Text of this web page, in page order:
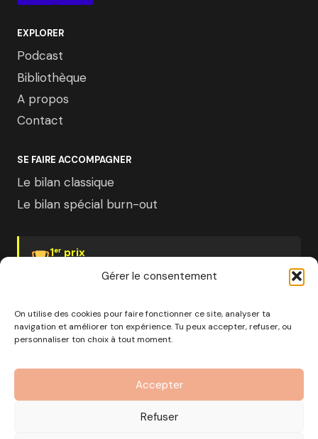
Gérer le consentement
On utilise des cookies pour faire fonctionner ce site, analyser ta
navigation et améliorer ton expérience. Tu peux accepter, refuser, ou
personnaliser ton choix à tout moment.
Accepter
Refuser
EXPLORER
Podcast
Bibliothèque
A propos
Contact
SE FAIRE ACCOMPAGNER
Le bilan classique
Le bilan spécial burn-out
1er prix
capital de 1000€ · RCS Marseille · SIRET
890 976 699 00037
OF n°93 13 18812 13 — Enregistré auprès du préfet de la
région Provence-Alpes-Côte d'Azur